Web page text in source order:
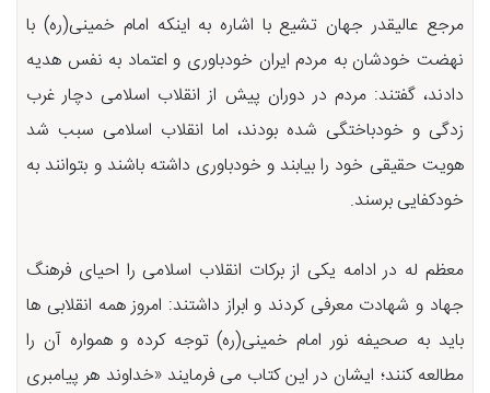
مرجع عالیقدر جهان تشیع با اشاره به اینکه امام خمینی(ره) با
نهضت خودشان به مردم ایران خودباوری و اعتماد به نفس هدیه
دادند، گفتند: مردم در دوران پیش از انقلاب اسلامی دچار غرب
زدگی و خودباختگی شده بودند، اما انقلاب اسلامی سبب شد
هویت حقیقی خود را بیابند و خودباوری داشته باشند و بتوانند به
خودکفایی برسند.
معظم له در ادامه یکی از برکات انقلاب اسلامی را احیای فرهنگ
جهاد و شهادت معرفی کردند و ابراز داشتند: امروز همه انقلابی ها
باید به صحیفه نور امام خمینی(ره) توجه کرده و همواره آن را
مطالعه کنند؛ ایشان در این کتاب می فرمایند «خداوند هر پیامبری